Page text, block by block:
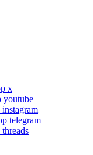
x
youtube
telegram